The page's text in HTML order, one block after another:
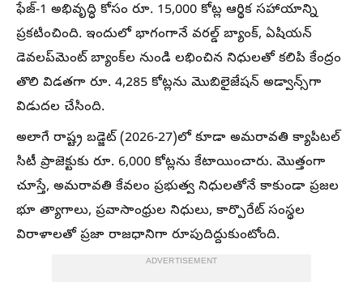
ఫేజ్-1 అభివృద్ధి కోసం రూ. 15,000 కోట్ల ఆర్థిక సహాయాన్ని
ప్రకటించింది. ఇందులో భాగంగానే వరల్డ్ బ్యాంక్, ఏషియన్
డెవలప్‌మెంట్ బ్యాంక్‌ల నుండి లభించిన నిధులతో కలిపి కేంద్రం
తొలి విడతగా రూ. 4,285 కోట్లను మొబిలైజేషన్ అడ్వాన్స్‌గా
విడుదల చేసింది.
అలాగే రాష్ట్ర బడ్జెట్ (2026-27)లో కూడా అమరావతి క్యాపిటల్
సిటీ ప్రాజెక్టుకు రూ. 6,000 కోట్లను కేటాయించారు. మొత్తంగా
చూస్తే, అమరావతి కేవలం ప్రభుత్వ నిధులతోనే కాకుండా ప్రజల
భూ త్యాగాలు, ప్రవాసాంధ్రుల నిధులు, కార్పొరేట్ సంస్థల
విరాళాలతో ప్రజా రాజధానిగా రూపుదిద్దుకుంటోంది.
ADVERTISEMENT